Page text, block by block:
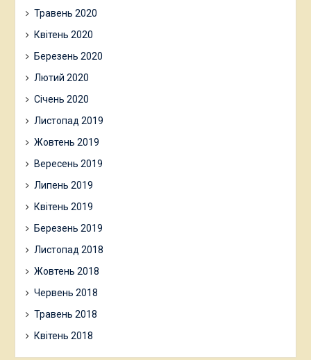
Травень 2020
Квітень 2020
Березень 2020
Лютий 2020
Січень 2020
Листопад 2019
Жовтень 2019
Вересень 2019
Липень 2019
Квітень 2019
Березень 2019
Листопад 2018
Жовтень 2018
Червень 2018
Травень 2018
Квітень 2018